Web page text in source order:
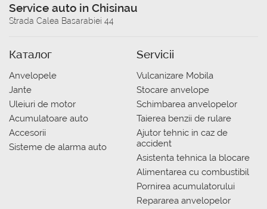
Service auto in Chisinau
Strada Calea Basarabiei 44
Каталог
Anvelopele
Jante
Uleiuri de motor
Acumulatoare auto
Accesorii
Sisteme de alarma auto
Servicii
Vulcanizare Mobila
Stocare anvelope
Schimbarea anvelopelor
Taierea benzii de rulare
Ajutor tehnic in caz de
accident
Asistenta tehnica la blocare
Alimentarea cu combustibil
Pornirea acumulatorului
Repararea anvelopelor